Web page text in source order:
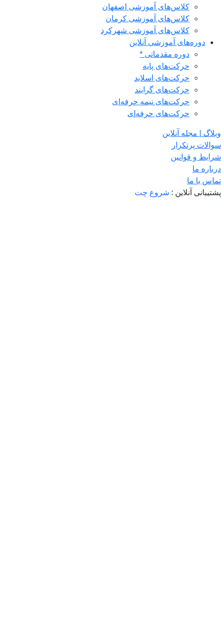
کلاس‌های آموزشی اصفهان
کلاس‌های آموزشی کرمان
کلاس‌های آموزشی شهرکرد
دوره‌های آموزشی آنلاین
دوره مقدماتی *
حرکت‌های پایه
حرکت‌های اسلاید
حرکت‌های گرایند
حرکت‌های نیمه حرفه‌ای
حرکت‌های حرفه‌ای
وبلاگ | مجله آنلاین
سوالات پرتکرار
شرایط و قوانین
درباره ما
تماس با ما
پشتیبانی آنلاین : شروع چت